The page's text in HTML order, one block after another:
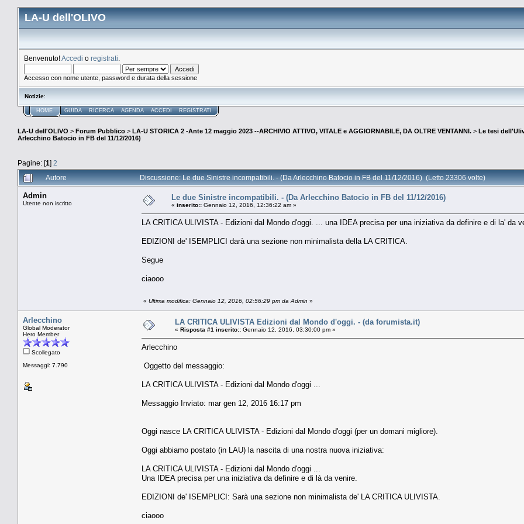
LA-U dell'OLIVO
Benvenuto!Accedi o registrati
Accesso con nome utente, password e durata della sessione
Notizie:
HOME GUIDA RICERCA AGENDA ACCEDI REGISTRATI
LA-U dell'OLIVO > Forum Pubblico > LA-U STORICA 2 -Ante 12 maggio 2023 --ARCHIVIO ATTIVO, VITALE e AGGIORNABILE, DA OLTRE VENTANNI. > Le tesi
Arlecchino Batocio in FB del 11/12/2016)
Pagine: [1] 2
Autore Discussione: Le due Sinistre incompatibili. - (Da Arlecchino Batocio in FB del 11/12/2016) (Letto 23306 volte)
Admin
Utente non iscritto
Le due Sinistre incompatibili. - (Da Arlecchino Batocio in FB del 11/12/2016)
« inserito:: Gennaio 12, 2016, 12:36:22 am »
LA CRITICA ULIVISTA - Edizioni dal Mondo d'oggi. ... una IDEA precisa per una iniziativa da definire e di la' da
EDIZIONI de' ISEMPLICI darà una sezione non minimalista della LA CRITICA.
Segue
ciaooo
« Ultima modifica: Gennaio 12, 2016, 02:56:29 pm da Admin »
Arlecchino
Global Moderator
Hero Member
Scollegato
Messaggi: 7.790
LA CRITICA ULIVISTA Edizioni dal Mondo d'oggi. - (da forumista.it)
« Risposta #1 inserito:: Gennaio 12, 2016, 03:30:00 pm »
Arlecchino
Oggetto del messaggio:
LA CRITICA ULIVISTA - Edizioni dal Mondo d'oggi ...
Messaggio Inviato: mar gen 12, 2016 16:17 pm
Oggi nasce LA CRITICA ULIVISTA - Edizioni dal Mondo d'oggi (per un domani migliore).
Oggi abbiamo postato (in LAU) la nascita di una nostra nuova iniziativa:
LA CRITICA ULIVISTA - Edizioni dal Mondo d'oggi ...
Una IDEA precisa per una iniziativa da definire e di là da venire.
EDIZIONI de' ISEMPLICI: Sarà una sezione non minimalista de' LA CRITICA ULIVISTA.
ciaooo